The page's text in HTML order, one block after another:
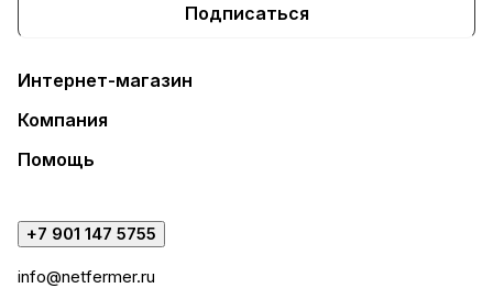
Подписаться
Интернет-магазин
Компания
Помощь
+7 901 147 5755
info@netfermer.ru